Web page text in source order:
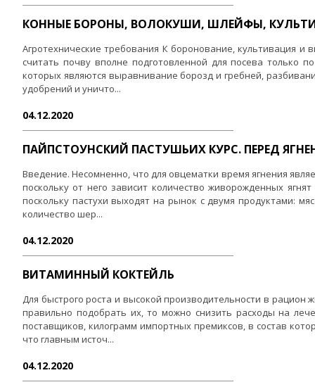
КОННЫЕ БОРОНЫ, ВОЛОКУШИ, ШЛЕЙФЫ,
Агротехнические требования К боронование, культивация
считать почву вполне подготовленной для посева только
которых являются выравнивание борозд и гребней,
удобрений и уничто...
04.12.2020
ПАЙПСТОУНСКИЙ ПАСТУШЬИХ КУРС. ПЕРЕД
Введение. Несомненно, что для овцематки время ягнения
поскольку от него зависит количество живорожденных
поскольку пастухи выходят на рынок с двумя продуктами:
количество шер...
04.12.2020
ВИТАМИННЫЙ КОКТЕЙЛЬ
Для быстрого роста и высокой производительности в
правильно подобрать их, то можно снизить расходы на
поставщиков, килограмм импортных премиксов, в состав
что главным источ...
04.12.2020